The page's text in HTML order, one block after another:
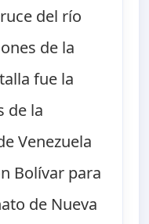
del río
de la
fue la
de la
Venezuela
Bolívar para
de Nueva